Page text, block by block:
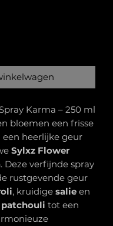
Karma – 250 ml
bloemen een frisse
heerlijke geur
Sylxz Flower
. Deze verfijnde spray
rustgevende geur
, kruidige salie en
tot een